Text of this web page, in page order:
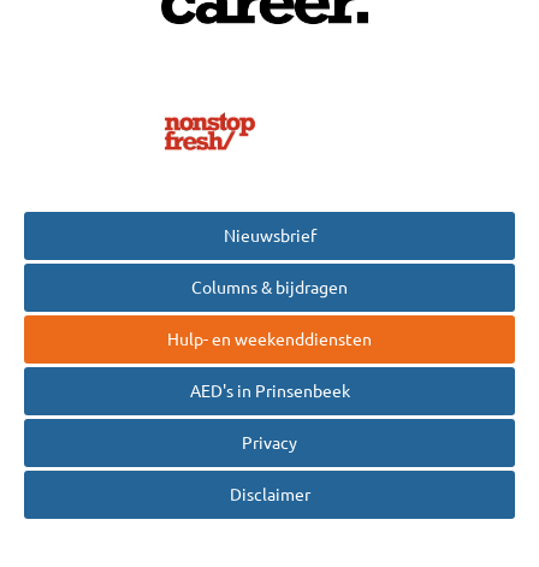
Nieuwsbrief
Columns & bijdragen
Hulp- en weekenddiensten
AED's in Prinsenbeek
Privacy
Disclaimer